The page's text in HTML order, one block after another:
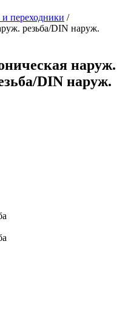
переходники /
резьба/DIN наруж.
наруж.
DIN наруж.